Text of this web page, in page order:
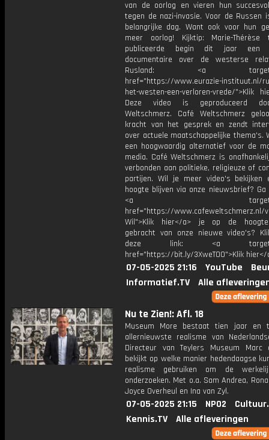
van de oorlog en vieren hun
tegen de nazi-invasie. Voor de Russen
belangrijke dag. Want ook voor hun
meer oorlog! Kijktip: Marie-
publiceerde begin dit jaar een
documentaire over de westerse
Rusland: <a
href="https://www.eurazie-instituut.nl/
het-westen-een-verloren-vrede/">Klik
Deze video is geproduceerd
Weltschmerz. Café Weltschmerz
kracht van het gesprek en zendt
over actuele maatschappelijke thema's.
een hoogwaardig alternatief voor de
media. Café Weltschmerz is
verbonden aan politieke, religieuze of
partijen. Wil je meer video's bekijken
hoogte blijven via onze nieuwsbrief? Ga
<a
href="https://www.cafeweltschmerz.nl/
Wil">Klik hier</a> je op de
gebracht van onze nieuwe video's?
deze link: <a
href="https://bit.ly/3XweTO0">Klik hier</
07-05-2025 21:16 YouTube
Informatief.TV
Alle
Nu te Zien!: Afl. 18
Museum More bestaat tien jaar en
allernieuwste realisme van
Directeur van Teylers Museum Marc
bekijkt op welke manier hedendaagse
realisme gebruiken om de
onderzoeken. Met o.a. Sam Andrea,
Joyce Overheul en Ina van Zyl.
07-05-2025 21:15 NPO2
Kennis.TV
Alle afleveringen